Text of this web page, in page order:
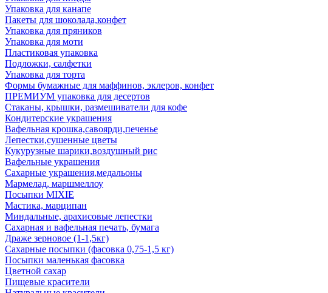
Упаковка для канапе
Пакеты для шоколада,конфет
Упаковка для пряников
Упаковка для моти
Пластиковая упаковка
Подложки, салфетки
Упаковка для торта
Формы бумажные для маффинов, эклеров, конфет
ПРЕМИУМ упаковка для десертов
Стаканы, крышки, размешиватели для кофе
Кондитерские украшения
Вафельная крошка,савоярди,печенье
Лепестки,сушенные цветы
Кукурузные шарики,воздушный рис
Вафельные украшения
Сахарные украшения,медальоны
Мармелад, маршмеллоу
Посыпки MIXIE
Мастика, марципан
Миндальные, арахисовые лепестки
Сахарная и вафельная печать, бумага
Драже зерновое (1-1,5кг)
Сахарные посыпки (фасовка 0,75-1,5 кг)
Посыпки маленькая фасовка
Цветной сахар
Пищевые красители